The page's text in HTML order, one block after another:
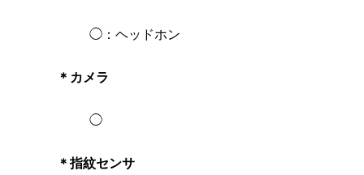
◯：ヘッドホン
＊カメラ
◯
＊指紋センサ